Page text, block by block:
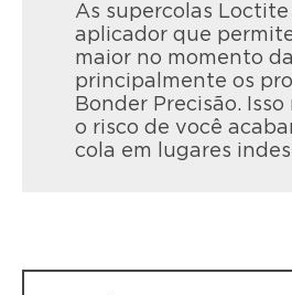
As supercolas
aplicador que
maior no momento
principalmente os
Bonder Precisão.
o risco de você
cola em lugares